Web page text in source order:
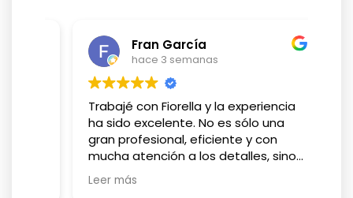
Fran García
hace 3 semanas
Trabajé con Fiorella y la experiencia
ha sido excelente. No es sólo una
gran profesional, eficiente y con
mucha atención a los detalles, sino
una persona con la que es muy fácil
trabajar y es capaz de adaptarse a
Leer más